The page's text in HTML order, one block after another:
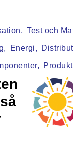
Test och
Energi,